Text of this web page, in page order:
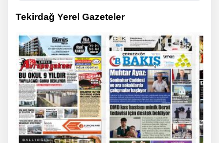
Tekirdağ Yerel Gazeteler